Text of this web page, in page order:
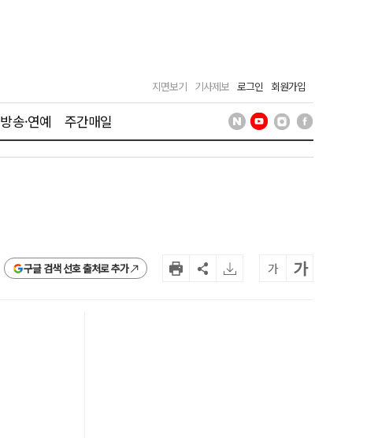
지면보기 기사제보 로그인 회원가입
방송·연예 주간매일
구글 검색 선호 출처로 추가 가 가